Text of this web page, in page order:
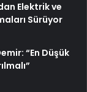
Elektrik ve
Sürüyor
“En Düşük